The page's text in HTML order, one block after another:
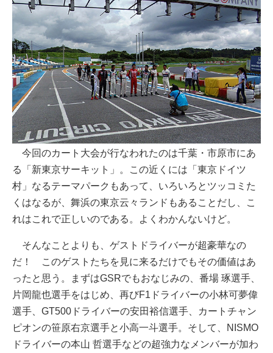
今回のカート大会が行なわれたのは千葉・市原市にあ
る「新東京サーキット」。この近くには「東京ドイツ
村」なるテーマパークもあって、いろいろとツッコミた
くはなるが、舞浜の東京云々ランドもあることだし、こ
れはこれで正しいのである。よくわかんないけど。
そんなことよりも、ゲストドライバーが超豪華なの
だ！ このゲストたちを見に来るだけでもその価値はあ
ったと思う。まずはGSRでもおなじみの、番場 琢選手、
片岡龍也選手をはじめ、再びF1ドライバーの小林可夢偉
選手、GT500ドライバーの安田裕信選手、カートチャン
ピオンの笹原右京選手と小高一斗選手。そして、NISMO
ドライバーの本山 哲選手などの超強力なメンバーが加わ